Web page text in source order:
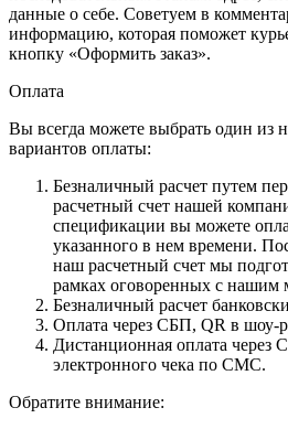
данные о себе. Советуем в
информацию, которая поможет
кнопку «Оформить заказ».
Оплата
Вы всегда можете выбрать один из
вариантов оплаты:
Безналичный расчет путем
расчетный счет нашей
спецификации вы можете
указанного в нем времени.
наш расчетный счет мы
рамках оговоренных с нашим
Безналичный расчет
Оплата через СБП, QR в шоу-
Дистанционная оплата через
электронного чека по СМС.
Обратите внимание: